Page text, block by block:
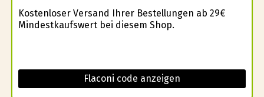
Kostenloser Versand Ihrer Bestellungen ab 29€
Mindestkaufswert bei diesem Shop.
Flaconi code anzeigen